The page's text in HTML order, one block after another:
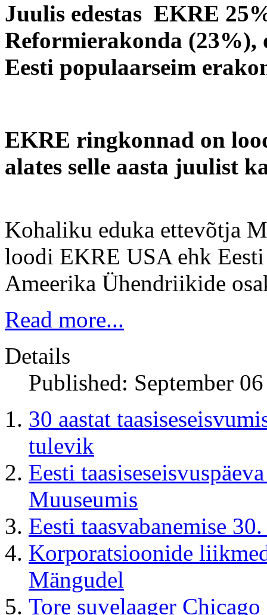
Juulis edestas EKRE
Reformierakonda (23%),
Eesti populaarseim
EKRE ringkonnad on
alates selle aasta juulist
Kohaliku eduka ettevõtja
loodi EKRE USA ehk
Ameerika Ühendriikide
Read more...
Details
Published: September
30 aastat
tulevik
Eesti
Muuseumis
Eesti taasvabanemise
Korporatsioonide
Mängudel
Tore suvelaager